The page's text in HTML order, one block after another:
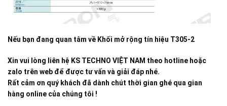
Nếu bạn đang quan tâm về Khối mở rộng tín hiệu T305-2
Xin vui lòng liên hệ KS TECHNO VIỆT NAM theo hotline hoặc
zalo trên web để được tư vấn và giải đáp nhé.
Rất cảm ơn quý khách đã dành chút thời gian ghé qua gian
hàng online của chúng tôi !